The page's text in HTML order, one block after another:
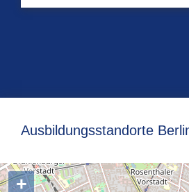
Ausbildungsstandorte
+